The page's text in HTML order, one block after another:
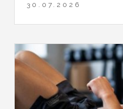
30.07.2026